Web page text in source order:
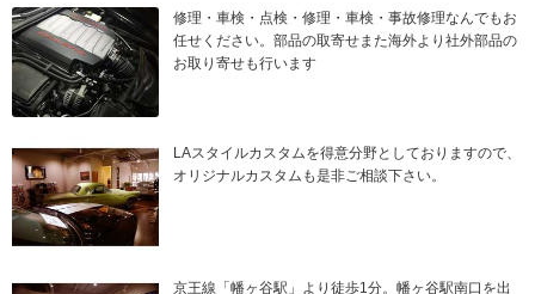
修理・車検・点検・修理・車検・事故修理なんでもお
任せください。部品の取寄せまた海外より社外部品の
お取り寄せも行います
LAスタイルカスタムを得意分野としておりますので、
オリジナルカスタムも是非ご相談下さい。
京王線「幡ヶ谷駅」より徒歩1分。幡ヶ谷駅南口を出